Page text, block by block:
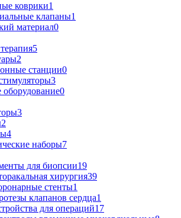
коврики1
клапаны1
материал0
5
2
станции0
3
оборудование0
3
2
4
наборы7
для биопсии19
хирургия39
стенты1
клапанов сердца1
для операций17